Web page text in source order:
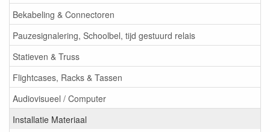
Bekabeling & Connectoren
Pauzesignalering, Schoolbel, tijd gestuurd relais
Statieven & Truss
Flightcases, Racks & Tassen
Audiovisueel / Computer
Installatie Materiaal